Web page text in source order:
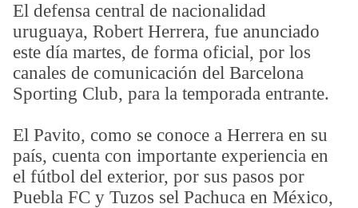
El defensa central de nacionalidad
uruguaya, Robert Herrera, fue anunciado
este día martes, de forma oficial, por los
canales de comunicación del Barcelona
Sporting Club, para la temporada entrante.
El Pavito, como se conoce a Herrera en su
país, cuenta con importante experiencia en
el fútbol del exterior, por sus pasos por
Puebla FC y Tuzos sel Pachuca en México,